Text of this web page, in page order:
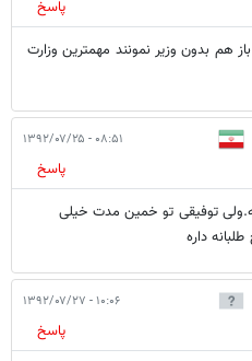
پاسخ
باز هم بدون وزیر نمونند مهمترین وزارت
۰۸:۵۱ - ۱۳۹۲/۰۷/۲۵
پاسخ
توفیقی تو خمین مدت خیلی
داره
۱۰:۰۶ - ۱۳۹۲/۰۷/۲۷
پاسخ